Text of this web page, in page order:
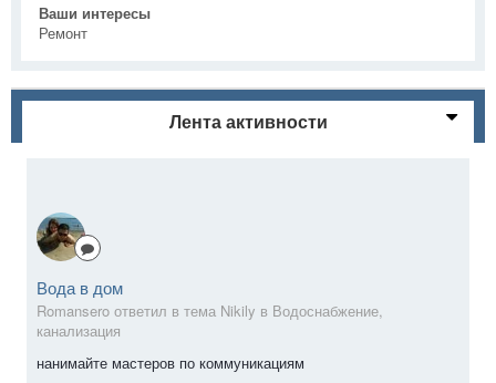
Ваши интересы
Ремонт
Лента активности
Вода в дом
Romansero ответил в тема Nikily в Водоснабжение,
канализация
нанимайте мастеров по коммуникациям